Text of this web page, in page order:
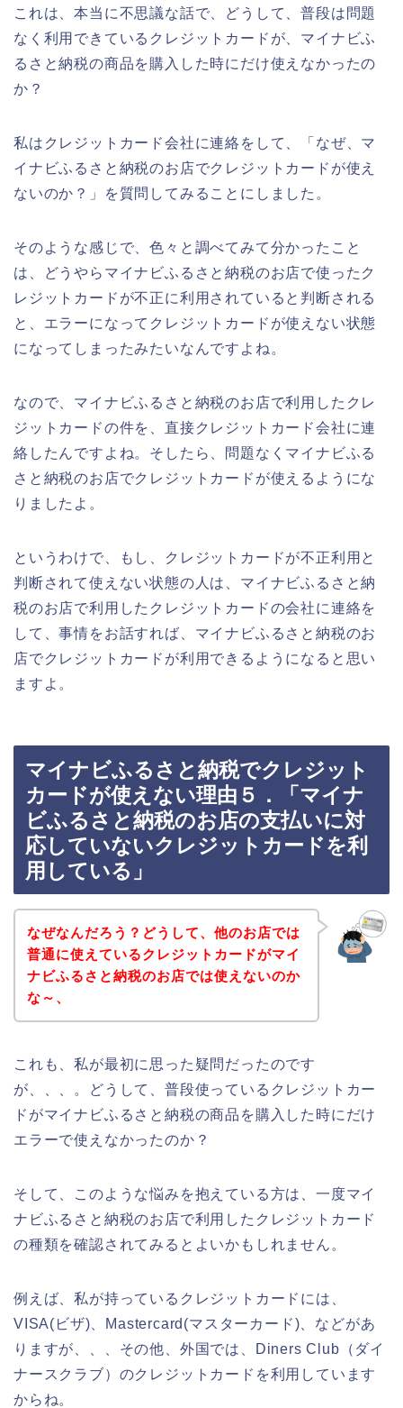
これは、本当に不思議な話で、どうして、普段は問題
なく利用できているクレジットカードが、マイナビふ
るさと納税の商品を購入した時にだけ使えなかったの
か？
私はクレジットカード会社に連絡をして、「なぜ、マ
イナビふるさと納税のお店でクレジットカードが使え
ないのか？」を質問してみることにしました。
そのような感じで、色々と調べてみて分かったこと
は、どうやらマイナビふるさと納税のお店で使ったク
レジットカードが不正に利用されていると判断される
と、エラーになってクレジットカードが使えない状態
になってしまったみたいなんですよね。
なので、マイナビふるさと納税のお店で利用したクレ
ジットカードの件を、直接クレジットカード会社に連
絡したんですよね。そしたら、問題なくマイナビふる
さと納税のお店でクレジットカードが使えるようにな
りましたよ。
というわけで、もし、クレジットカードが不正利用と
判断されて使えない状態の人は、マイナビふるさと納
税のお店で利用したクレジットカードの会社に連絡を
して、事情をお話すれば、マイナビふるさと納税のお
店でクレジットカードが利用できるようになると思い
ますよ。
マイナビふるさと納税でクレジット
カードが使えない理由５．「マイナ
ビふるさと納税のお店の支払いに対
応していないクレジットカードを利
用している」
なぜなんだろう？どうして、他のお店では
普通に使えているクレジットカードがマイ
ナビふるさと納税のお店では使えないのか
な～、
これも、私が最初に思った疑問だったのです
が、、、。どうして、普段使っているクレジットカー
ドがマイナビふるさと納税の商品を購入した時にだけ
エラーで使えなかったのか？
そして、このような悩みを抱えている方は、一度マイ
ナビふるさと納税のお店で利用したクレジットカード
の種類を確認されてみるとよいかもしれません。
例えば、私が持っているクレジットカードには、
VISA(ビザ)、Mastercard(マスターカード)、などがあ
りますが、、、その他、外国では、Diners Club（ダイ
ナースクラブ）のクレジットカードを利用しています
からね。